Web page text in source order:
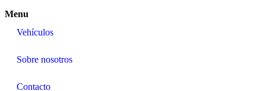
Menu
Vehículos
Sobre nosotros
Contacto